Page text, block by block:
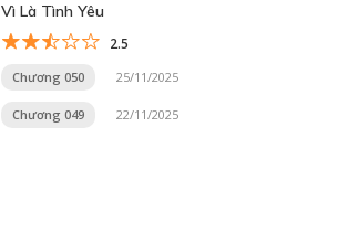
Vì Là Tình Yêu
2.5
Chương 050 25/11/2025
Chương 049 22/11/2025